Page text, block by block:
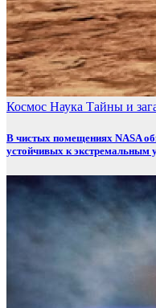
Космос Наука Тайны и
В чистых помещениях NASA
устойчивых к экстремальным